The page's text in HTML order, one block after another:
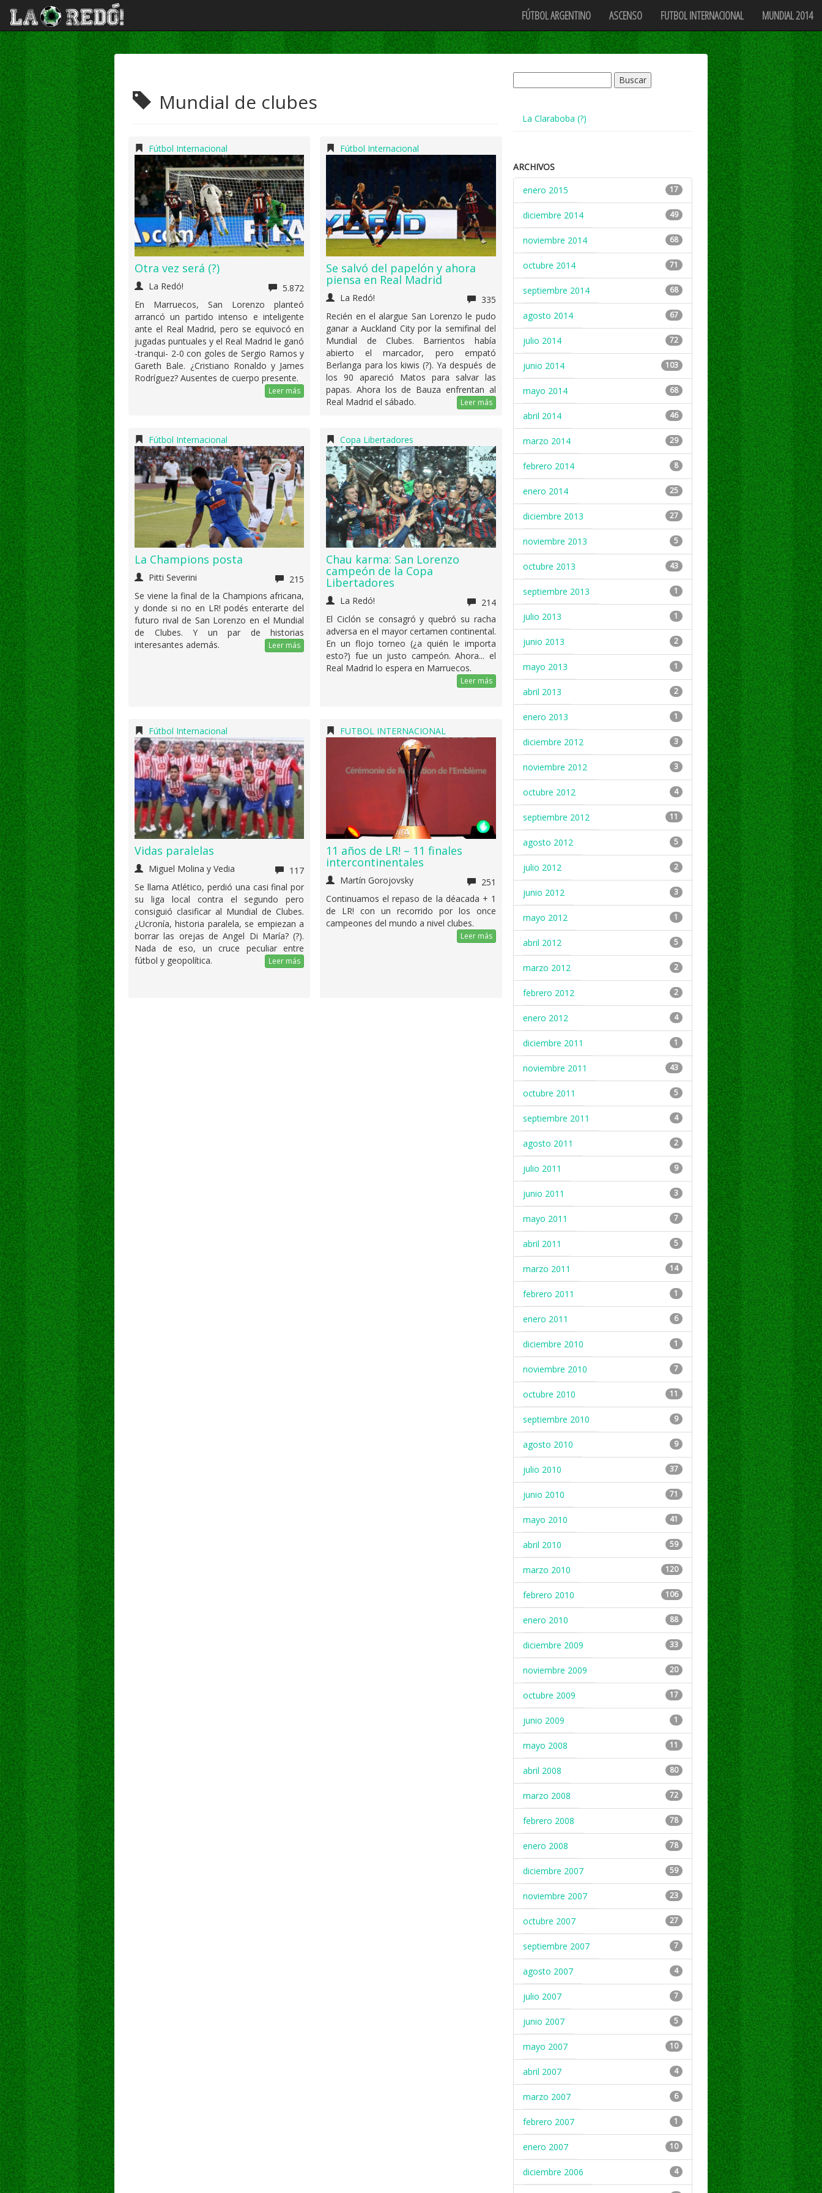
FÚTBOL ARGENTINO ASCENSO FUTBOL INTERNACIONAL MUNDIAL 2014
Mundial de clubes
Fútbol Internacional
Otra vez será (?)
La Redó!
5.872
En Marruecos, San Lorenzo planteó
arrancó un partido intenso e inteligente
ante el Real Madrid, pero se equivocó en
jugadas puntuales y el Real Madrid le ganó
-tranqui- 2-0 con goles de Sergio Ramos y
Gareth Bale. ¿Cristiano Ronaldo y James
Rodríguez? Ausentes de cuerpo presente.
Leer más
Fútbol Internacional
Se salvó del papelón y ahora
piensa en Real Madrid
La Redó!
335
Recién en el alargue San Lorenzo le pudo
ganar a Auckland City por la semifinal del
Mundial de Clubes. Barrientos había
abierto el marcador, pero empató
Berlanga para los kiwis (?). Ya después de
los 90 apareció Matos para salvar las
papas. Ahora los de Bauza enfrentan al
Real Madrid el sábado.
Leer más
Fútbol Internacional
La Champions posta
Pitti Severini
215
Se viene la final de la Champions africana,
y donde si no en LR! podés enterarte del
futuro rival de San Lorenzo en el Mundial
de Clubes. Y un par de historias
interesantes además.
Leer más
Copa Libertadores
Chau karma: San Lorenzo
campeón de la Copa
Libertadores
La Redó!
214
El Ciclón se consagró y quebró su racha
adversa en el mayor certamen continental.
En un flojo torneo (¿a quién le importa
esto?) fue un justo campeón. Ahora... el
Real Madrid lo espera en Marruecos.
Leer más
Fútbol Internacional
Vidas paralelas
Miguel Molina y Vedia
117
Se llama Atlético, perdió una casi final por
su liga local contra el segundo pero
consiguió clasificar al Mundial de Clubes.
¿Ucronía, historia paralela, se empiezan a
borrar las orejas de Angel Di María? (?).
Nada de eso, un cruce peculiar entre
fútbol y geopolítica.
Leer más
FUTBOL INTERNACIONAL
11 años de LR! – 11 finales
intercontinentales
Martín Gorojovsky
251
Continuamos el repaso de la déacada + 1
de LR! con un recorrido por los once
campeones del mundo a nivel clubes.
Leer más
La Claraboba (?)
ARCHIVOS
enero 2015
17
diciembre 2014 49
noviembre 2014 68
octubre 2014 71
septiembre 2014 68
agosto 2014 67
julio 2014 72
junio 2014 103
mayo 2014 68
abril 2014 46
marzo 2014 29
febrero 2014 8
enero 2014 25
diciembre 2013 27
noviembre 2013 5
octubre 2013 43
septiembre 2013 1
julio 2013 1
junio 2013 2
mayo 2013 1
abril 2013 2
enero 2013 1
diciembre 2012 3
noviembre 2012 3
octubre 2012 4
septiembre 2012 11
agosto 2012 5
julio 2012 2
junio 2012 3
mayo 2012 1
abril 2012 5
marzo 2012 2
febrero 2012 2
enero 2012 4
diciembre 2011 1
noviembre 2011 43
octubre 2011 5
septiembre 2011 4
agosto 2011 2
julio 2011 9
junio 2011 3
mayo 2011 7
abril 2011 5
marzo 2011 14
febrero 2011 1
enero 2011 6
diciembre 2010 1
noviembre 2010 7
octubre 2010 11
septiembre 2010 9
agosto 2010 9
julio 2010 37
junio 2010 71
mayo 2010 41
abril 2010 59
marzo 2010 120
febrero 2010 106
enero 2010 88
diciembre 2009 33
noviembre 2009 20
octubre 2009 17
junio 2009 1
mayo 2008 11
abril 2008 80
marzo 2008 72
febrero 2008 78
enero 2008 78
diciembre 2007 59
noviembre 2007 23
octubre 2007 27
septiembre 2007 7
agosto 2007 4
julio 2007 7
junio 2007 5
mayo 2007 10
abril 2007 4
marzo 2007 6
febrero 2007 1
enero 2007 10
diciembre 2006 4